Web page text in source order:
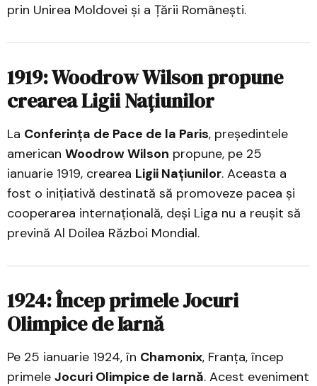
prin Unirea Moldovei și a Țării Românești.
1919: Woodrow Wilson propune
crearea Ligii Națiunilor
La Conferința de Pace de la Paris, președintele
american Woodrow Wilson propune, pe 25
ianuarie 1919, crearea Ligii Națiunilor. Aceasta a
fost o inițiativă destinată să promoveze pacea și
cooperarea internațională, deși Liga nu a reușit să
prevină Al Doilea Război Mondial.
1924: Încep primele Jocuri
Olimpice de Iarnă
Pe 25 ianuarie 1924, în Chamonix, Franța, încep
primele Jocuri Olimpice de Iarnă. Acest eveniment